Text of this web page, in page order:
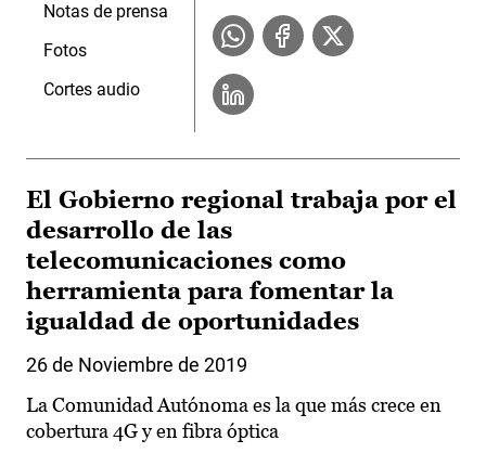
Notas de prensa
Fotos
Cortes audio
El Gobierno regional trabaja por el
desarrollo de las
telecomunicaciones como
herramienta para fomentar la
igualdad de oportunidades
26 de Noviembre de 2019
La Comunidad Autónoma es la que más crece en
cobertura 4G y en fibra óptica